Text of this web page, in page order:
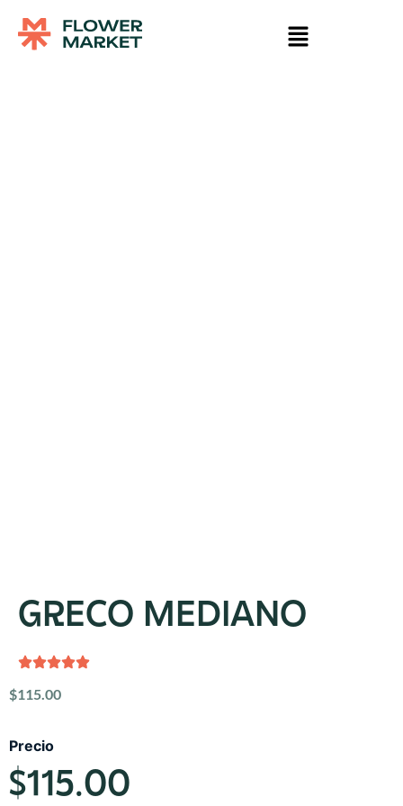
GRECO MEDIANO
$115.00
Precio
$115.00